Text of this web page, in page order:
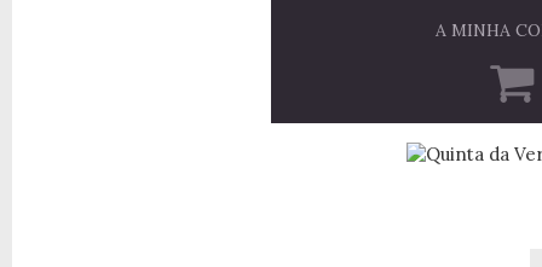
A MINHA